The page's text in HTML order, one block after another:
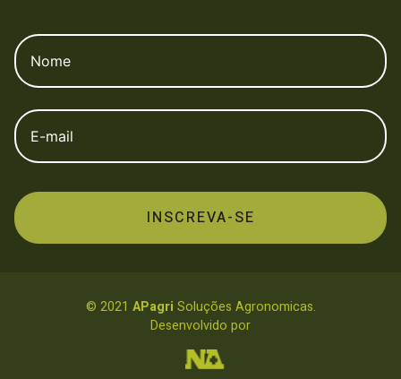
© 2021 APagri Soluções Agronomicas.
Desenvolvido por